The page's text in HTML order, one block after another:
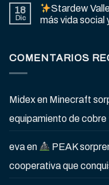
18
Dic
Stardew
más vida social
COMENTARIOS
Midexen Minecraft
equipamiento de cobre
evaen
PEAK
cooperativa que